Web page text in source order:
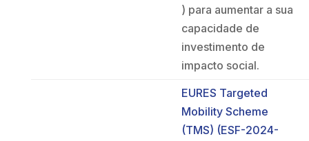
) para aumentar a sua
capacidade de
investimento de
impacto social.
EURES Targeted
Mobility Scheme
(TMS) (ESF-2024-